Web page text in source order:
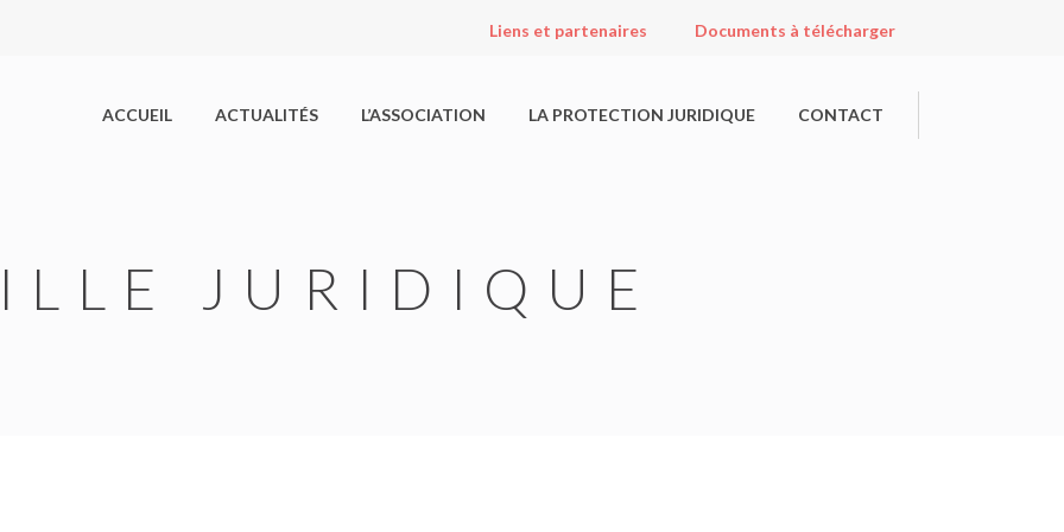
Liens et partenaires Documents à télécharger
ACCUEIL ACTUALITÉS L’ASSOCIATION LA PROTECTION JURIDIQUE CONTACT
JURIDIQUE